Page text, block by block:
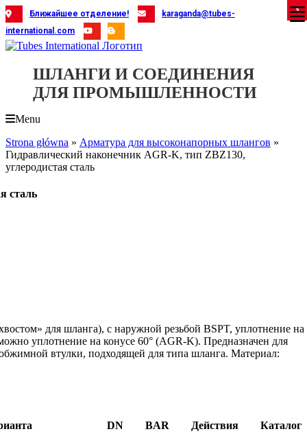
Skip
to
content
Ближайшее отделение!
karaganda@tubes-
international.com
ШЛАНГИ И СОЕДИНЕНИЯ
ДЛЯ ПРОМЫШЛЕННОСТИ
Menu
Strona główna » Арматура для высоконапорных шлангов »
Гидравлический наконечник AGR-K, тип ZBZ130,
углеродистая сталь
сталь
для шланга), с наружной резьбой BSPT, уплотнение на
уплотнение на конусе 60° (AGR-K). Предназначен для
втулки, подходящей для типа шланга. Материал:
DN BAR Действия Каталог
X
X
X
X
X
X
X
X
X
X
X
X
X
X
X
X
X
X
X